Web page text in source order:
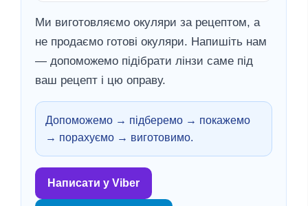
Ми виготовляємо окуляри за рецептом, а
не продаємо готові окуляри. Напишіть нам
— допоможемо підібрати лінзи саме під
ваш рецепт і цю оправу.
Допоможемо → підберемо → покажемо
→ порахуємо → виготовимо.
Написати у Viber